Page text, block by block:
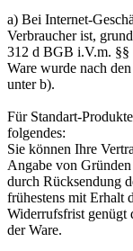
a) Bei Internet-
Verbraucher ist,
312 d BGB i.V.m. §§
Ware wurde nach
unter b).
Für Standart-
folgendes:
Sie können Ihre
Angabe von
durch Rücksendung
frühestens mit Erhalt
Widerrufsfrist genügt
der Ware.